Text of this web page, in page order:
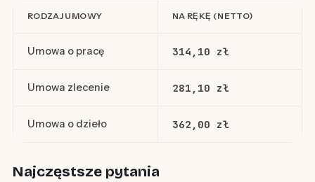
RODZAJ UMOWY NA RĘKĘ (NETTO)
Umowa o pracę 314,10 zł
Umowa zlecenie 281,10 zł
Umowa o dzieło 362,00 zł
Najczęstsze pytania